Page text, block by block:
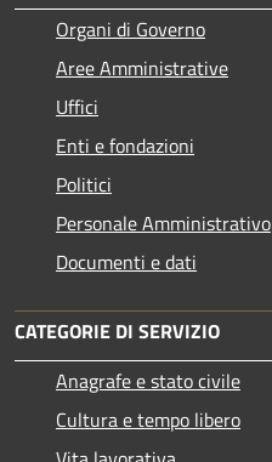
Organi di Governo
Aree Amministrative
Uffici
Enti e fondazioni
Politici
Personale Amministrativo
Documenti e dati
CATEGORIE DI SERVIZIO
Anagrafe e stato civile
Cultura e tempo libero